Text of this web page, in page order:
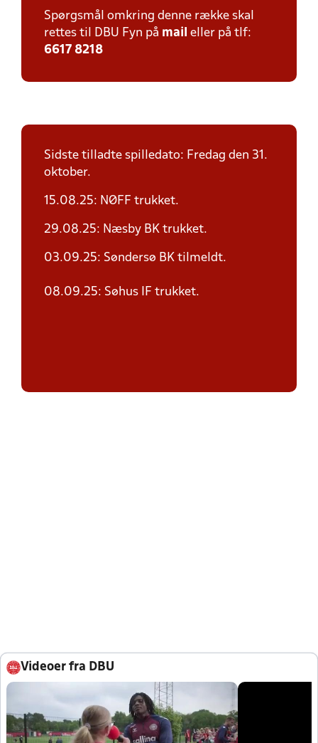
Spørgsmål omkring denne række skal
rettes til DBU Fyn på mail eller på tlf:
6617 8218
Sidste tilladte spilledato: Fredag den 31.
oktober.
15.08.25: NØFF trukket.
29.08.25: Næsby BK trukket.
03.09.25: Søndersø BK tilmeldt.
08.09.25: Søhus IF trukket.
Videoer fra DBU